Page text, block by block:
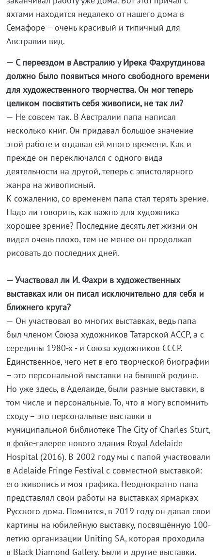
яхтами находится недалеко от нашего дома в
Семафоре – очень красивый и типичный для
Австралии вид.
— С переездом в Австралию у Ирека Фахрутдинова
должно было появиться много свободного времени
для художественного творчества. Он мог теперь
целиком посвятить себя живописи, не так ли?
— Не совсем так. В Австралии папа написал
несколько книг. Он придавал большое значение
этой работе и отдавал ей много времени. Как и
прежде он переключался с одного вида
деятельности на другой, теперь с эпистолярного
жанра на живописный.
К сожалению, со временем папа стал терять зрение.
Надо ли говорить, как важно для художника
хорошее зрение? Последние десять лет жизни он
видел очень плохо, тем не менее он продолжал
рисовать до последних дней.
— Участвовал ли И. Фахри в художественных
выставках или он писал исключительно для себя и
ближнего круга?
— Он участвовал во многих выставках, ведь папа
был членом Союза художников Татарской АССР, а с
середины 1980-х - и Союза художников СССР.
Единственное, чего нет в его творческой биографии
– это персональной выставки на бывшей родине.
Но уже здесь, в Аделаиде, были разные выставки, в
том числе и персональные. То, что я могу вспомнить
сходу – это персональные выставки в
муниципальной библиотеке The City of Charles Sturt,
в фойе-галерее нового здания Royal Adelaide
Hospital (2016). В 2002 году мы с папой участвовали
в Adelaide Fringe Festival с совместной выставкой:
его живопись и моя графика. Неоднократно папа
представлял свои работы на выставках-ярмарках
Русского дома. Помнится, в 2019 году он давал свои
картины на юбилейную выставку, посвящённую 100-
летию организации Uniting SA, которая проходила
в Black Diamond Gallery. Были и другие выставки.